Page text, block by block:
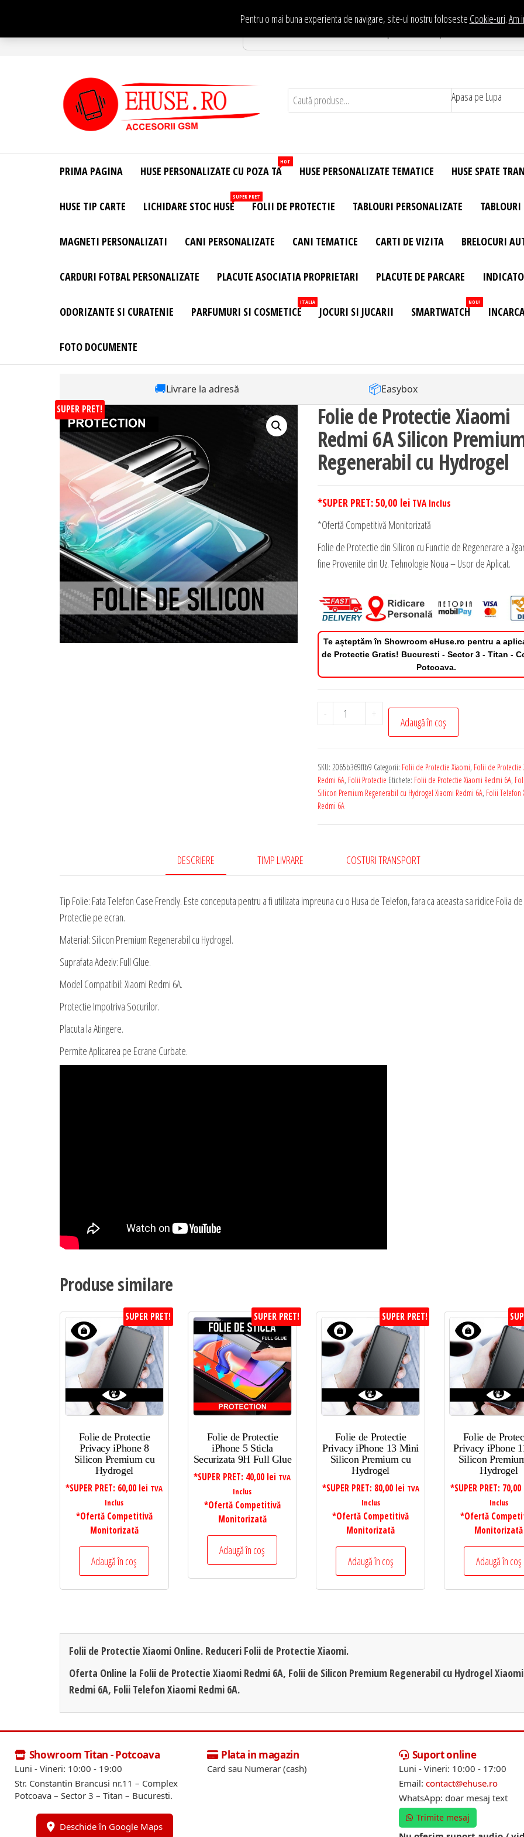
conținut
Pentru o mai buna experienta de navigare, site-ul nostru foloseste Cookie-uri.Am
Te asteptam in Showroom eHuse.ro
Site Oficial .
Huse
Personalizate
Huse
Personalizate
Telefon –
– Accesorii
Apasa pe Lupa
PRIMA PAGINA HUSE PERSONALIZATE CU POZA TA
HOT
HUSE PERSONALIZATE TEMATICE HUSE SPATE
HUSE TIP CARTE LICHIDARE STOC HUSE
SUPER PRET
FOLII DE PROTECTIE TABLOURI PERSONALIZATE TABLOURI
MAGNETI PERSONALIZATI CANI PERSONALIZATE CANI TEMATICE CARTI DE VIZITA BRELOCURI
CARDURI FOTBAL PERSONALIZATE PLACUTE ASOCIATIA PROPRIETARI PLACUTE DE PARCARE
ODORIZANTE SI CURATENIE PARFUMURI SI COSMETICE
ITALIA
JOCURI SI JUCARII SMARTWATCH
NOU!
FOTO DOCUMENTE
🚚Livrare la adresă 📦Easybox
SUPER PRET! Folie de Protectie Xiaomi
Redmi 6A Silicon
Regenerabil cu Hydrogel
*SUPER PRET:50,00 lei TVA Inclus
*Ofertă Competitivă Monitorizată
Folie de Protectie din Silicon cu Functie de Regenerare a
fine Provenite din Uz. Tehnologie Noua – Usor de Aplicat.
Te așteptăm în Showroom eHuse.ro pentru a
de Protectie Gratis! Bucuresti - Sector 3 - Titan -
Potcoava.
-
Cantitate
Folie
Xiaomi
Redmi
6A
Regenerabil
+
Adaugă în coș
SKU: 2065b369ffb9 Categorii: Folii de Protectie Xiaomi, Folii de Protectie
Redmi 6A, Folii Protectie Etichete: Folii de Protectie Xiaomi Redmi 6A,
Silicon Premium Regenerabil cu Hydrogel Xiaomi Redmi 6A, Folii Telefon
Redmi 6A
DESCRIERE TIMP LIVRARE COSTURI TRANSPORT
Tip Folie: Fata Telefon Case Frendly. Este conceputa pentru a fi utilizata impreuna cu o Husa de Telefon, fara ca aceasta sa ridice Folia de
Protectie pe ecran.
Material: Silicon Premium Regenerabil cu Hydrogel.
Suprafata Adeziv: Full Glue.
Model Compatibil: Xiaomi Redmi 6A.
Protectie Impotriva Socurilor.
Placuta la Atingere.
Permite Aplicarea pe Ecrane Curbate.
Produse similare
SUPER PRET!
Folie de Protectie
Privacy iPhone 8
Silicon Premium cu
Hydrogel
*SUPER PRET: 60,00 lei TVA
Inclus
*Ofertă Competitivă
Monitorizată
Adaugă în coș
SUPER PRET!
Folie de Protectie
iPhone 5 Sticla
Securizata 9H Full Glue
*SUPER PRET: 40,00 lei TVA
Inclus
*Ofertă Competitivă
Monitorizată
Adaugă în coș
SUPER PRET!
Folie de Protectie
Privacy iPhone 13 Mini
Silicon Premium cu
Hydrogel
*SUPER PRET: 80,00 lei TVA
Inclus
*Ofertă Competitivă
Monitorizată
Adaugă în coș
Folie de
Privacy iPhone
Silicon
Hydrogel
*SUPER PRET: 70,00
Inclus
*Ofertă
Monitorizată
Adaugă în coș
Folii de Protectie Xiaomi Online. Reduceri Folii de Protectie Xiaomi.
Oferta Online la Folii de Protectie Xiaomi Redmi 6A, Folii de Silicon Premium Regenerabil cu Hydrogel Xiaomi
Redmi 6A, Folii Telefon Xiaomi Redmi 6A.
Showroom Titan - Potcoava
Luni - Vineri: 10:00 - 19:00
Str. Constantin Brancusi nr.11 – Complex
Potcoava – Sector 3 – Titan – Bucuresti.
Deschide în Google Maps
Plata in magazin
Card sau Numerar (cash)
Suport online
Luni - Vineri: 10:00 - 17:00
Email: contact@ehuse.ro
WhatsApp: doar mesaj text
Trimite mesaj